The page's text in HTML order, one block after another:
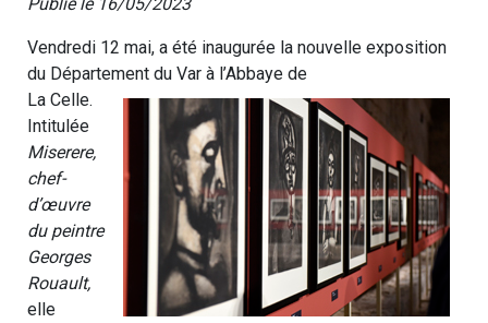
Vendredi 12 mai, a été inaugurée la nouvelle exposition
du Département du Var à l’Abbaye de
La Celle.
Intitulée
Miserere,
chef-
d’œuvre
du peintre
Georges
Rouault,
elle